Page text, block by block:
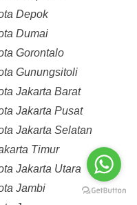
Depok
Dumai
Gorontalo
Gunungsitoli
Jakarta Barat
Jakarta Pusat
Jakarta Selatan
Timur
Jakarta Utara
Jambi